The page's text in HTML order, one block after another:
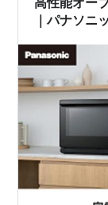
｜パナソニ